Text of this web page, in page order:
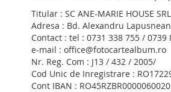
Titular : SC ANE-MARIE HOUSE SRL
Adresa : Bd. Alexandru
Contact : tel : 0731 338 755 / 0739
e-mail : office@fotocartealbum.ro
Nr. Reg. Com : J13 / 432 / 2005/
Cod Unic de Inregistrare :
Cont IBAN :